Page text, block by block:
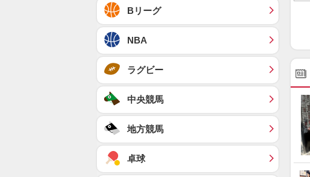
Bリーグ
NBA
ラグビー
中央競馬
地方競馬
卓球